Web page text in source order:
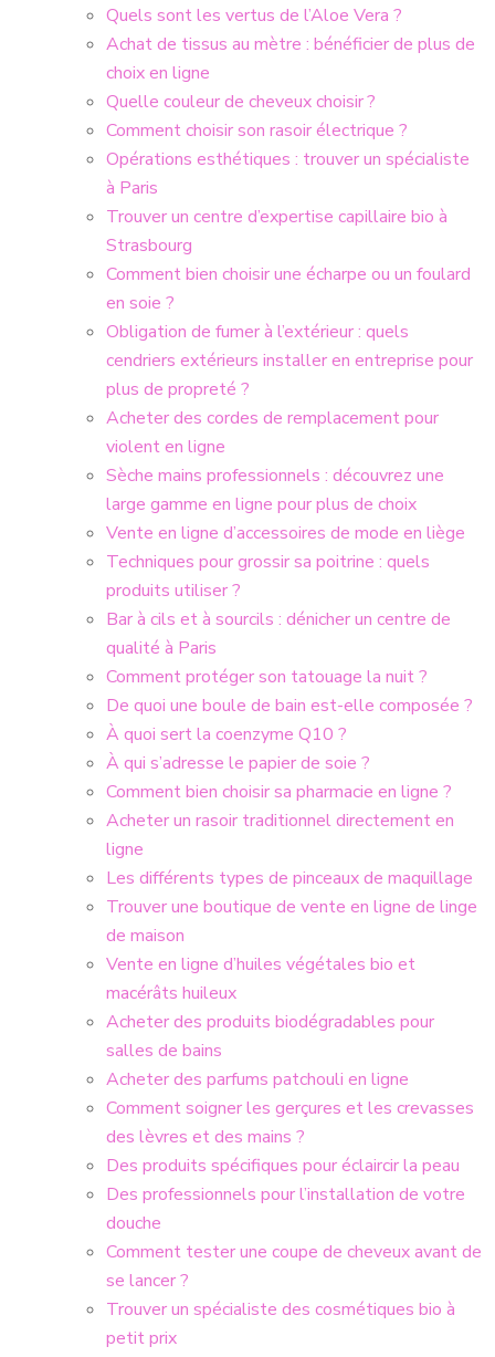
Quels sont les vertus de l’Aloe Vera ?
Achat de tissus au mètre : bénéficier de plus de
choix en ligne
Quelle couleur de cheveux choisir ?
Comment choisir son rasoir électrique ?
Opérations esthétiques : trouver un spécialiste
à Paris
Trouver un centre d’expertise capillaire bio à
Strasbourg
Comment bien choisir une écharpe ou un foulard
en soie ?
Obligation de fumer à l’extérieur : quels
cendriers extérieurs installer en entreprise pour
plus de propreté ?
Acheter des cordes de remplacement pour
violent en ligne
Sèche mains professionnels : découvrez une
large gamme en ligne pour plus de choix
Vente en ligne d’accessoires de mode en liège
Techniques pour grossir sa poitrine : quels
produits utiliser ?
Bar à cils et à sourcils : dénicher un centre de
qualité à Paris
Comment protéger son tatouage la nuit ?
De quoi une boule de bain est-elle composée ?
À quoi sert la coenzyme Q10 ?
À qui s’adresse le papier de soie ?
Comment bien choisir sa pharmacie en ligne ?
Acheter un rasoir traditionnel directement en
ligne
Les différents types de pinceaux de maquillage
Trouver une boutique de vente en ligne de linge
de maison
Vente en ligne d’huiles végétales bio et
macérâts huileux
Acheter des produits biodégradables pour
salles de bains
Acheter des parfums patchouli en ligne
Comment soigner les gerçures et les crevasses
des lèvres et des mains ?
Des produits spécifiques pour éclaircir la peau
Des professionnels pour l’installation de votre
douche
Comment tester une coupe de cheveux avant de
se lancer ?
Trouver un spécialiste des cosmétiques bio à
petit prix